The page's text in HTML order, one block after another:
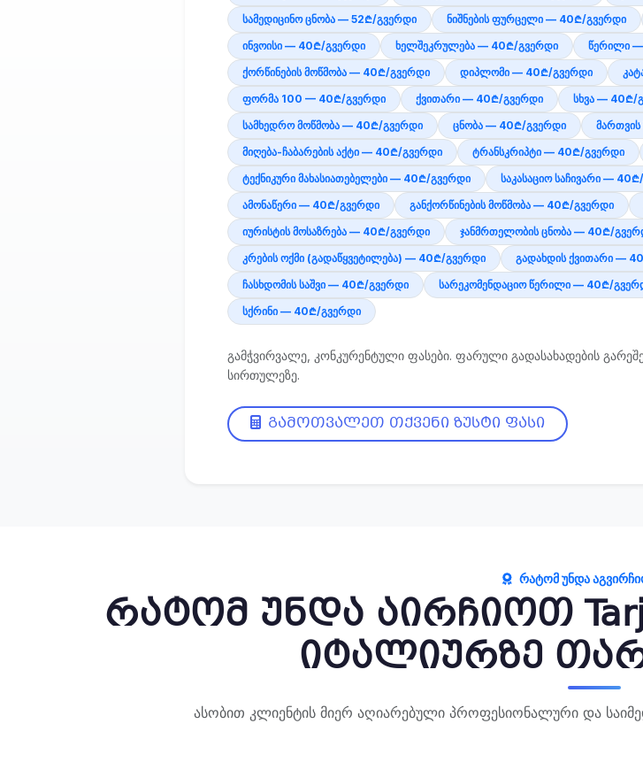
სამედიცინო ცნობა — 52₾/გვერდი
ნიშნების ფურცელი — 40₾/გვერდი
ინვოისი — 40₾/გვერდი
ხელშეკრულება — 40₾/გვერდი წერილი
ქორწინების მოწმობა — 40₾/გვერდი
დიპლომი — 40₾/გვერდი
ფორმა 100 — 40₾/გვერდი
ქვითარი — 40₾/გვერდი სხვა — 40₾/
სამხედრო მოწმობა — 40₾/გვერდი
ცნობა — 40₾/გვერდი
მიღება-ჩაბარების აქტი — 40₾/გვერდი
ტრანსკრიპტი — 40₾/გვერდი
ტექნიკური მახასიათებელები — 40₾/გვერდი
საკასაციო საჩივარი —
ამონაწერი — 40₾/გვერდი
განქორწინების მოწმობა — 40₾/გვერდი
იურისტის მოსაზრება — 40₾/გვერდი
ჯანმრთელობის ცნობა — 40₾/
კრების ოქმი (გადაწყვეტილება) — 40₾/გვერდი
გადახდის ქვითარი —
ჩასხდომის საშვი — 40₾/გვერდი
სარეკომენდაციო წერილი — 40₾/
სქრინი — 40₾/გვერდი
გამჭვირვალე, კონკურენტული ფასები. ფარული გადასახადების
სირთულეზე.
გამოთვალეთ თქვენი ზუსტი ფასი
ᲠᲐᲢᲝᲛ ᲣᲜᲓᲐ
რატომ უნდა აირჩიოთ
იტალიურზე
ასობით კლიენტის მიერ აღიარებული პროფესიონალური და